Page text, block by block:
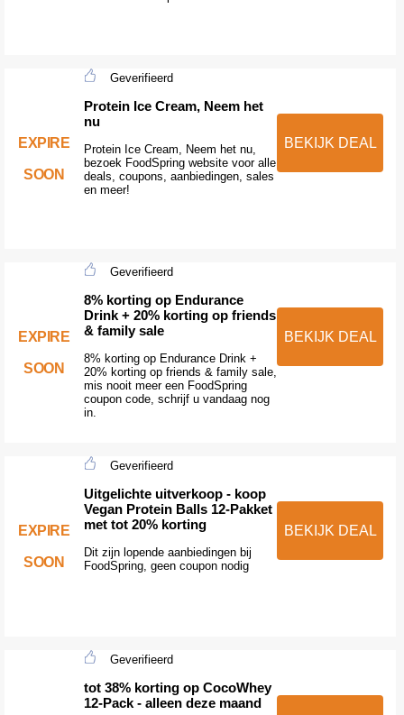
EXPIRE
SOON
Geverifieerd
Protein Ice Cream, Neem het
nu
Protein Ice Cream, Neem het nu,
bezoek FoodSpring website voor alle
deals, coupons, aanbiedingen, sales
en meer!
BEKIJK DEAL
EXPIRE
SOON
Geverifieerd
8% korting op Endurance
Drink + 20% korting op friends
& family sale
8% korting op Endurance Drink +
20% korting op friends & family sale,
mis nooit meer een FoodSpring
coupon code, schrijf u vandaag nog
in.
BEKIJK DEAL
EXPIRE
SOON
Geverifieerd
Uitgelichte uitverkoop - koop
Vegan Protein Balls 12-Pakket
met tot 20% korting
Dit zijn lopende aanbiedingen bij
FoodSpring, geen coupon nodig
BEKIJK DEAL
Geverifieerd
tot 38% korting op CocoWhey
12-Pack - alleen deze maand